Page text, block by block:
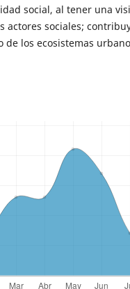
social, al tener una
actores sociales;
los ecosistemas